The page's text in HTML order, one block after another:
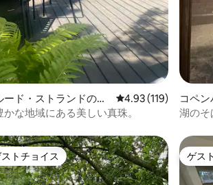
ード・ストランドの一
レビュー119件、5つ
4.93 (119)
かな地域にある美しい真珠。
コペ
湖のそ
のゲストチョイスです。
トチョイス ゲス
ゲス